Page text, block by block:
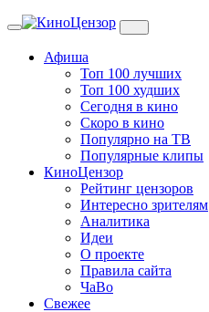
Toggle
Афиша
Топ 100 лучших
Топ 100 худших
Сегодня в кино
Скоро в кино
Популярно на ТВ
Популярные клипы
КиноЦензор
Рейтинг цензоров
Интересно зрителям
Аналитика
Идеи
О проекте
Правила сайта
ЧаВо
Свежее